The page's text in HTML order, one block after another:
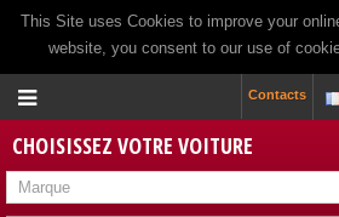
This Site uses Cookies to improve your
website, you consent to our use of
Contacts
CHOISISSEZ VOTRE VOITURE